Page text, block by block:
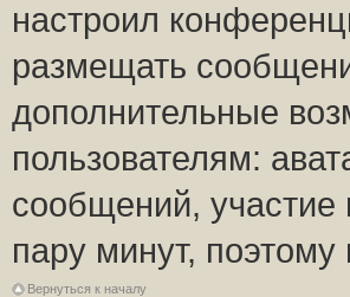
настроил
размещать
дополнительные
пользователям:
сообщений, участие
пару минут,
Вернуться к началу